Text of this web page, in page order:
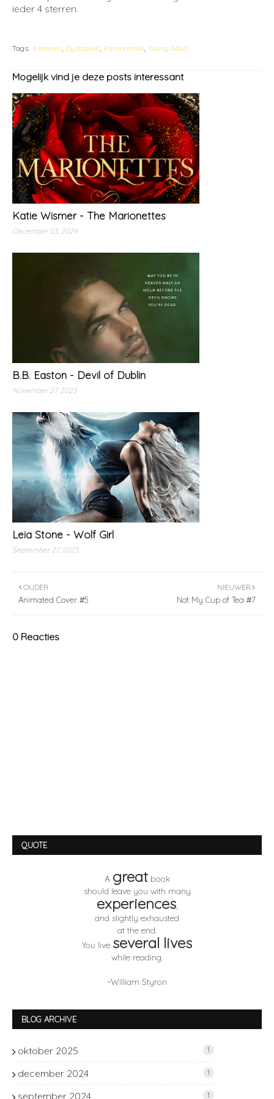
ieder 4 sterren.
Tags: 4 sterren Dystopian Paranormal Young Adult
Mogelijk vind je deze posts interessant
Katie Wismer - The Marionettes
December 03, 2024
B.B. Easton - Devil of Dublin
November 27, 2023
Leia Stone - Wolf Girl
September 27, 2023
NIEUWER
Not My Cup of Tea #7
OUDER
Animated Cover #5
0 Reacties
QUOTE
A greatbook
should leave you with many
experiences,
and slightly exhausted
at the end.
You live several lives
while reading.
~William Styron
BLOG ARCHIVE
oktober 2025 1
december 2024 1
september 2024 1